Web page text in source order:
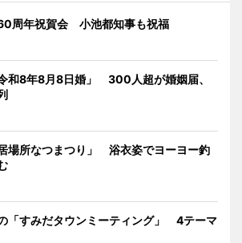
周年祝賀会 小池都知事も祝福
和8年8月8日婚」 300人超が婚姻届、
場所なつまつり」 浴衣姿でヨーヨー釣
「すみだタウンミーティング」 4テーマ